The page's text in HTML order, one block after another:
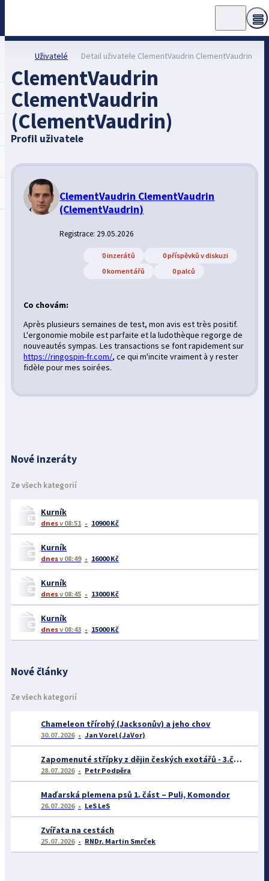
Uživatelé Detail uživatele ClementVaudrin ClementVaudrin
ClementVaudrin
ClementVaudrin
(ClementVaudrin)
Profil uživatele
ClementVaudrin ClementVaudrin
(ClementVaudrin)
Registrace: 29.05.2026
0 inzerátů
0 příspěvků v diskuzi
0 komentářů
0 palců
Co chovám:
Après plusieurs semaines de test, mon avis est très positif.
L'ergonomie mobile est parfaite et la ludothèque regorge de
nouveautés sympas. Les transactions se font rapidement sur
https://ringospin-fr.com/, ce qui m'incite vraiment à y rester
fidèle pour mes soirées.
Nové inzeráty
Ze všech kategorií
Kurník
dnesv 08:51 10900 Kč
Kurník
dnesv 08:49 16000 Kč
Kurník
dnesv 08:45 13000 Kč
Kurník
dnesv 08:43 15000 Kč
Nové články
Ze všech kategorií
Chameleon třírohý (Jacksonův) a jeho chov
30.07.2026 Jan Vorel (JaVor)
Zapomenuté střípky z dějin českých exotářů - 3.část
28.07.2026 Petr Podpěra
Maďarská plemena psů 1. část – Puli, Komondor
26.07.2026 LeS LeS
Zvířata na cestách
25.07.2026 RNDr. Martin Smrček